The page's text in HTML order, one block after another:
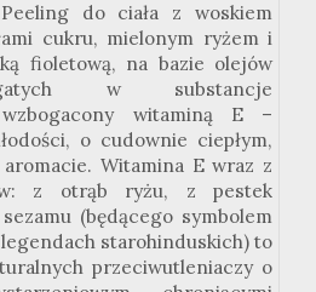
Peeling do ciała z woskiem
cukru, mielonym ryżem i
fioletową, na bazie olejów
w substancje
wzbogacony witaminą E –
o cudownie ciepłym,
aromacie. Witamina E wraz z
z otrąb ryżu, z pestek
(będącego symbolem
starohinduskich) to
przeciwutleniaczy o